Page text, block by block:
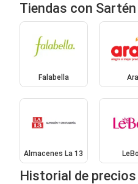
Tiendas con
Falabella Ara
Almacenes La 13
Historial de